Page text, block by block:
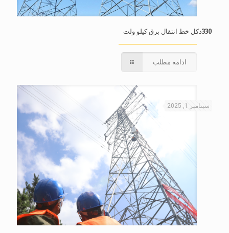
330دکل خط انتقال برق کیلو ولت
ادامه مطلب
سپتامبر 1, 2025